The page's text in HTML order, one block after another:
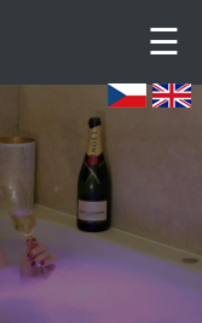
☰